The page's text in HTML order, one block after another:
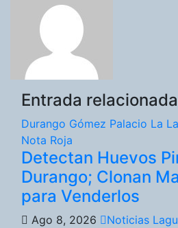
entradas
Entrada relacionada
Durango Gómez Palacio La
Nota Roja
Detectan Huevos
Durango; Clonan
para Venderlos
Ago 8, 2026
Noticias